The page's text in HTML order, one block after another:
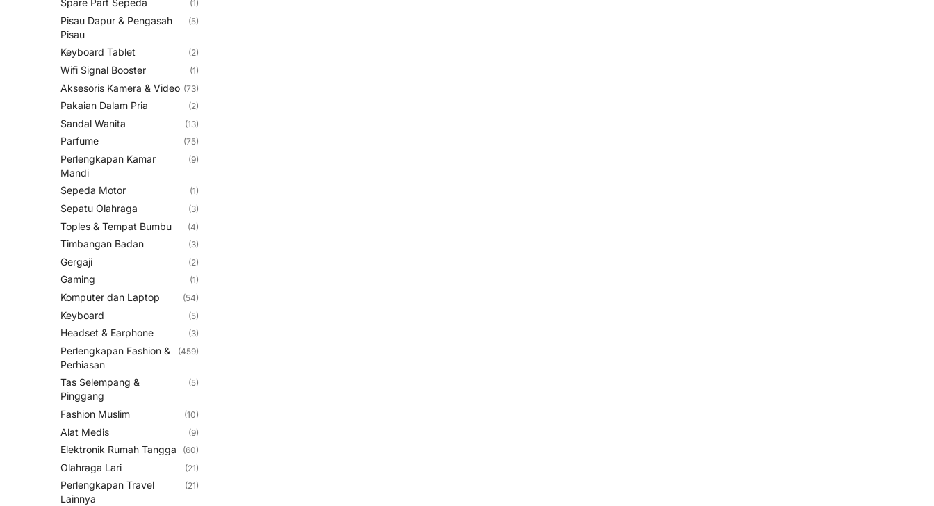
Spare Part Sepeda (1)
Pisau Dapur & Pengasah
Pisau
(5)
Keyboard Tablet (2)
Wifi Signal Booster (1)
Aksesoris Kamera & Video (73)
Pakaian Dalam Pria (2)
Sandal Wanita (13)
Parfume (75)
Perlengkapan Kamar
Mandi
(9)
Sepeda Motor (1)
Sepatu Olahraga (3)
Toples & Tempat Bumbu (4)
Timbangan Badan (3)
Gergaji (2)
Gaming (1)
Komputer dan Laptop (54)
Keyboard (5)
Headset & Earphone (3)
Perlengkapan Fashion &
Perhiasan
(459)
Tas Selempang &
Pinggang
(5)
Fashion Muslim (10)
Alat Medis (9)
Elektronik Rumah Tangga (60)
Olahraga Lari (21)
Perlengkapan Travel
Lainnya
(21)